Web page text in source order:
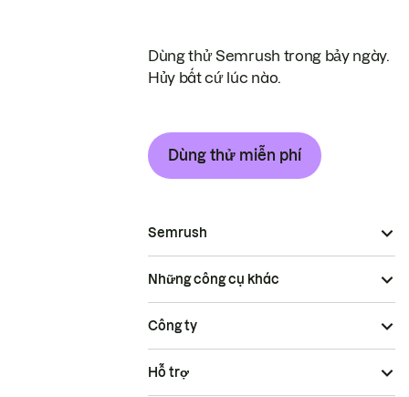
Dùng thử Semrush trong bảy ngày.
Hủy bất cứ lúc nào.
Dùng thử miễn phí
Semrush
Những công cụ khác
Công ty
Hỗ trợ